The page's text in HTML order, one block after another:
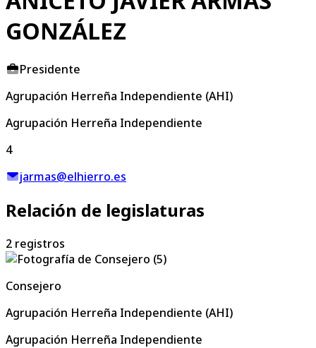
GONZÁLEZ
Presidente
Agrupación Herreña Independiente (AHI)
Agrupación Herreña Independiente
4
jarmas@elhierro.es
Relación de legislaturas
2 registros
Consejero
Agrupación Herreña Independiente (AHI)
Agrupación Herreña Independiente